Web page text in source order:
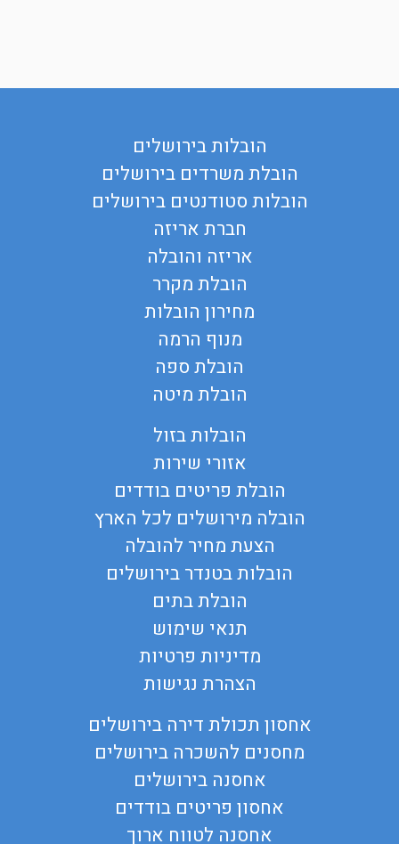
הובלות בירושלים
הובלת משרדים בירושלים
הובלות סטודנטים בירושלים
חברת אריזה
אריזה והובלה
הובלת מקרר
מחירון הובלות
מנוף הרמה
הובלת ספה
הובלת מיטה
הובלות בזול
אזורי שירות
הובלת פריטים בודדים
הובלה מירושלים לכל הארץ
הצעת מחיר להובלה
הובלות בטנדר בירושלים
הובלת בתים
תנאי שימוש
מדיניות פרטיות
הצהרת נגישות
אחסון תכולת דירה בירושלים
מחסנים להשכרה בירושלים
אחסנה בירושלים
אחסון פריטים בודדים
אחסנה לטווח ארוך